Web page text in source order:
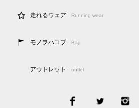
走れるウェア Running wear
モノヲハコブ Bag
アウトレット outlet